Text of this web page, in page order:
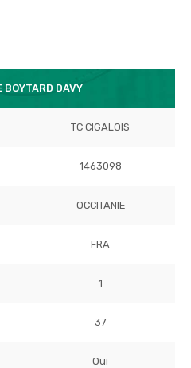
BOYTARD DAVY
TC CIGALOIS
1463098
OCCITANIE
FRA
1
37
Oui